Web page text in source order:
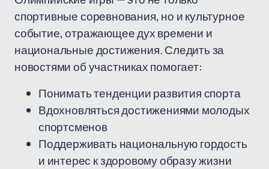
спортивные соревнования, но и культурное
событие, отражающее дух времени и
национальные достижения. Следить за
новостями об участниках помогает:
Понимать тенденции развития спорта
Вдохновляться достижениями молодых
спортсменов
Поддерживать национальную гордость
и интерес к здоровому образу жизни